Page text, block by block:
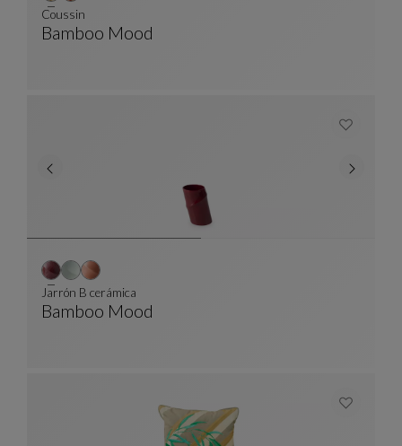
Bamboo Mood
Coussin
Bamboo Mood
Jarrón B cerámica